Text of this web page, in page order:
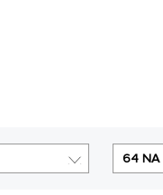
64 NA